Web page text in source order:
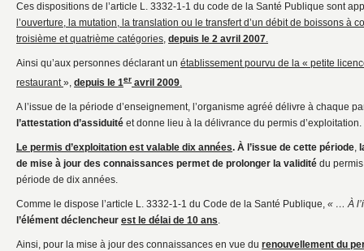
Ces dispositions de l’article L. 3332-1-1 du code de la Santé Publique sont
l’ouverture, la mutation, la translation ou le transfert d’un débit de boissons à
troisième et quatrième catégories, depuis le 2 avril 2007.
Ainsi qu’aux personnes déclarant un établissement pourvu de la « petite
restaurant», depuis le 1er avril 2009.
A l’issue de la période d’enseignement, l’organisme agréé délivre à chaque
l’attestation d’assiduité et donne lieu à la délivrance du permis d’exploitation.
Le permis d’exploitation est valable dix années. À l’issue de cette période,
de mise à jour des connaissances permet de prolonger la validité du
période de dix années.
Comme le dispose l’article L. 3332-1-1 du Code de la Santé Publique, « … À
l’élément déclencheur est le délai de 10 ans.
Ainsi, pour la mise à jour des connaissances en vue du renouvellement du